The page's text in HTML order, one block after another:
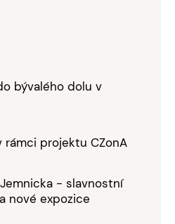
bývalého dolu v
rámci projektu CZonA
- slavnostní
nové expozice